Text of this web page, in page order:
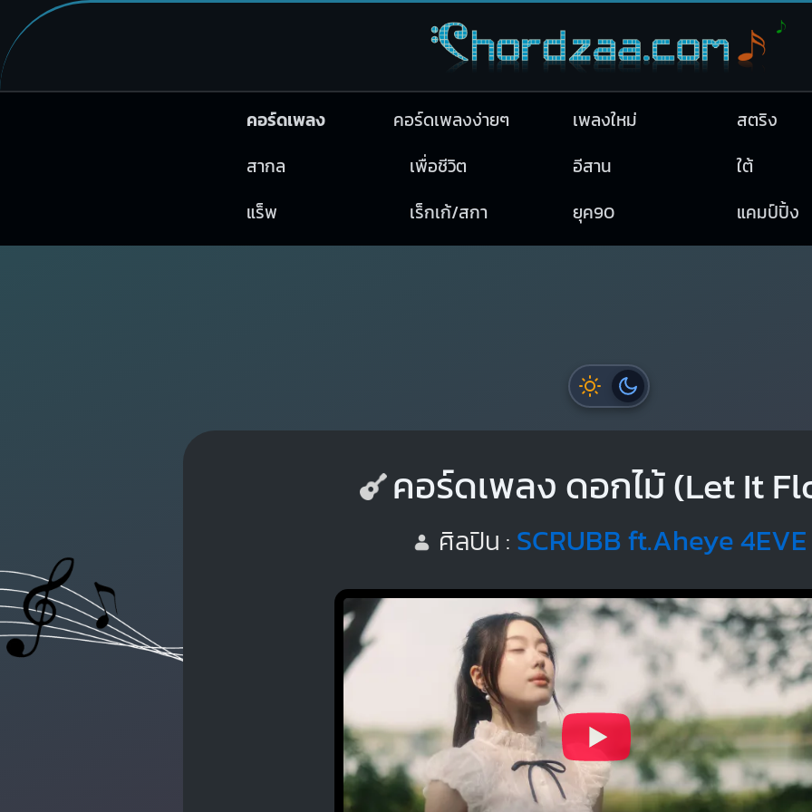
คอร์ดเพลง คอร์ดเพลงง่ายๆ เพลงใหม่
สตริง
สากล
เพื่อชีวิต อีสาน
ใต้
แร็พ
เร็กเก้/สกา ยุค90 แคมป์ปิ้ง
คอร์ดเพลง ดอกไม้ (Let It
ศิลปิน : SCRUBB ft.Aheye 4EVE